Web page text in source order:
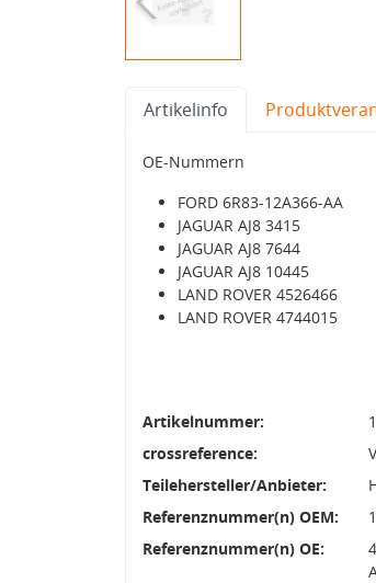
Artikelinfo
OE-Nummern
FORD 6R83-12A366-AA
JAGUAR AJ8 3415
JAGUAR AJ8 7644
JAGUAR AJ8 10445
LAND ROVER 4526466
LAND ROVER 4744015
Artikelnummer:
crossreference:
Teilehersteller/Anbieter:
Referenznummer(n) OEM:
Referenznummer(n) OE: